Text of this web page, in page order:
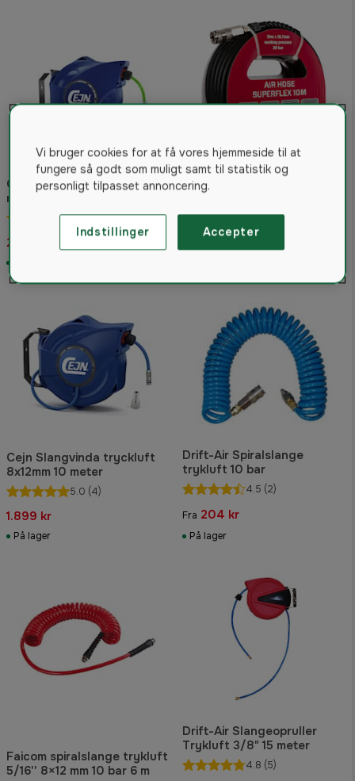
Cejn Slangvinda tryckluft
med Hi-vis Slang 9.5x13.5
mm 14m eSafe 320
5.0(9)
2.399 kr
Superflex 20 bar (-25°C)
685 kr
Cejn Slangvinda tryckluft
8x12mm 10 meter
5.0 (4)
1.899 kr
På lager
Drift-Air Spiralslange
trykluft 10 bar
4.5 (2)
Fra 204 kr
På lager
Faicom spiralslange trykluft
5/16'' 8×12 mm 10 bar 6 m
Drift-Air Slangeopruller
Trykluft 3/8" 15 meter
4.8 (5)
Vi bruger cookies for at få vores hjemmeside til at
fungere så godt som muligt samt til statistik og
personligt tilpasset annoncering.
Indstillinger Accepter